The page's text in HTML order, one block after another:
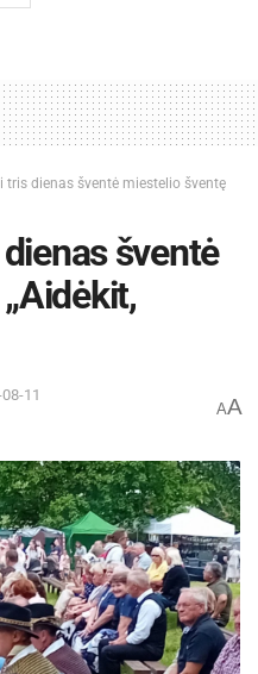
tris dienas šventė miestelio šventę
šventė
11
AA